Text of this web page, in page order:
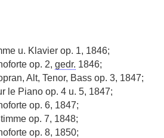
u. Klavier op. 1, 1846;
op. 2, gedr. 1846;
Alt, Tenor, Bass op. 3, 1847;
le Piano op. 4 u. 5, 1847;
op. 6, 1847;
op. 7, 1848;
op. 8, 1850;